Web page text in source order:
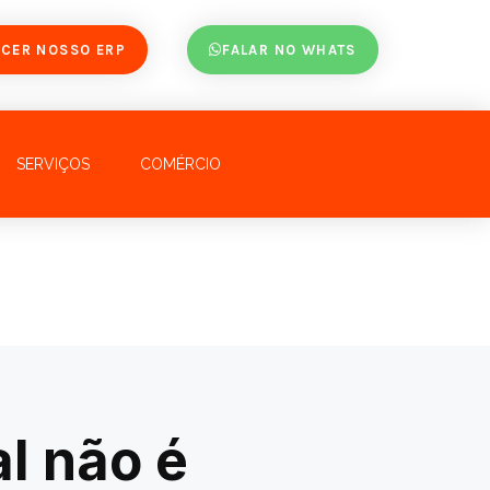
NOSSO ERP FALAR NO WHATS
SERVIÇOS COMÉRCIO
não é